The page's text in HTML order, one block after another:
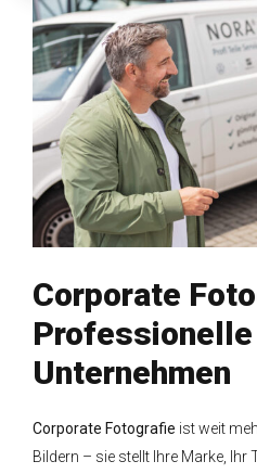
Corporate
Unternehmen
Corporate Fotografie ist weit
Bildern – sie stellt Ihre Marke, Ihr